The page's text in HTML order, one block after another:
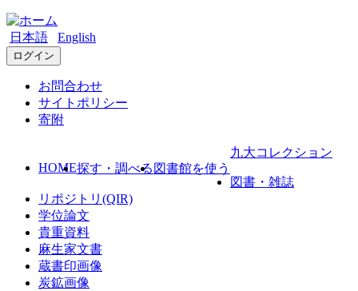
日本語 English
ログイン
お問合わせ
サイトポリシー
寄附
HOME探す・調べる 図書館を使う
九大コレクション
図書・雑誌
リポジトリ(QIR)
学位論文
貴重資料
麻生家文書
蔵書印画像
炭鉱画像